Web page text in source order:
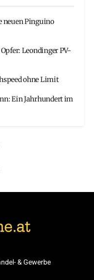
neuen Pinguino
Leondinger PV-
ohne Limit
Ein Jahrhundert im
& Gewerbe